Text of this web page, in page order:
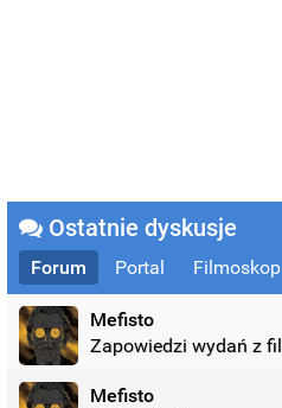
Ostatnie dyskusje
Forum Portal Filmoskop
Mefisto
Mefisto